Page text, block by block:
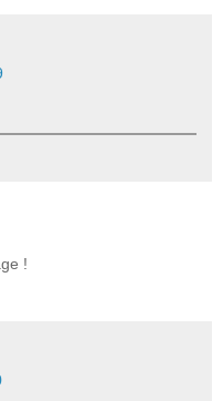
!